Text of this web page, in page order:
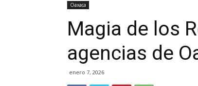
Oaxaca
Magia de los
agencias de
enero 7, 2026